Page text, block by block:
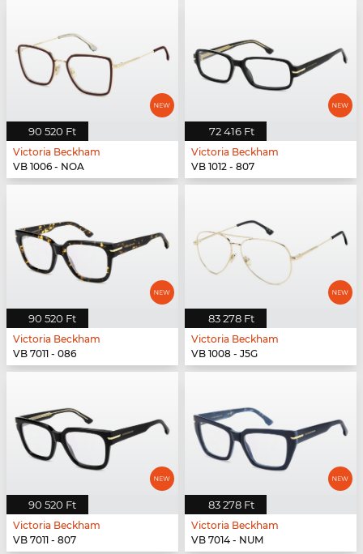
90 520 Ft
Victoria Beckham
VB 1006 - NOA
72 416 Ft
Victoria Beckham
VB 1012 - 807
90 520 Ft
Victoria Beckham
VB 7011 - 086
83 278 Ft
Victoria Beckham
VB 1008 - J5G
90 520 Ft
Victoria Beckham
VB 7011 - 807
83 278 Ft
Victoria Beckham
VB 7014 - NUM